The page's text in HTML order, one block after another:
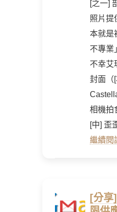
[之一]
照片提
本就是
不專業
不幸艾
封面（
相機拍
[中] 歪
繼續
[分